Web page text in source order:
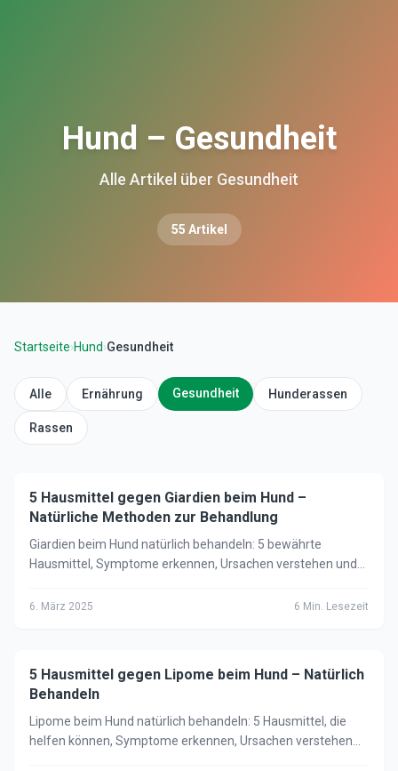
Hund – Gesundheit
Alle Artikel über Gesundheit
55 Artikel
Startseite›Hund›Gesundheit
Alle Ernährung Gesundheit Hunderassen
Rassen
🐕 Hund
5 Hausmittel gegen Giardien beim Hund –
Natürliche Methoden zur Behandlung
Giardien beim Hund natürlich behandeln: 5 bewährte
Hausmittel, Symptome erkennen, Ursachen verstehen und
6. März 2025 6 Min. Lesezeit
🐕 Hund
5 Hausmittel gegen Lipome beim Hund – Natürlich
Behandeln
Lipome beim Hund natürlich behandeln: 5 Hausmittel, die
helfen können, Symptome erkennen, Ursachen verstehen